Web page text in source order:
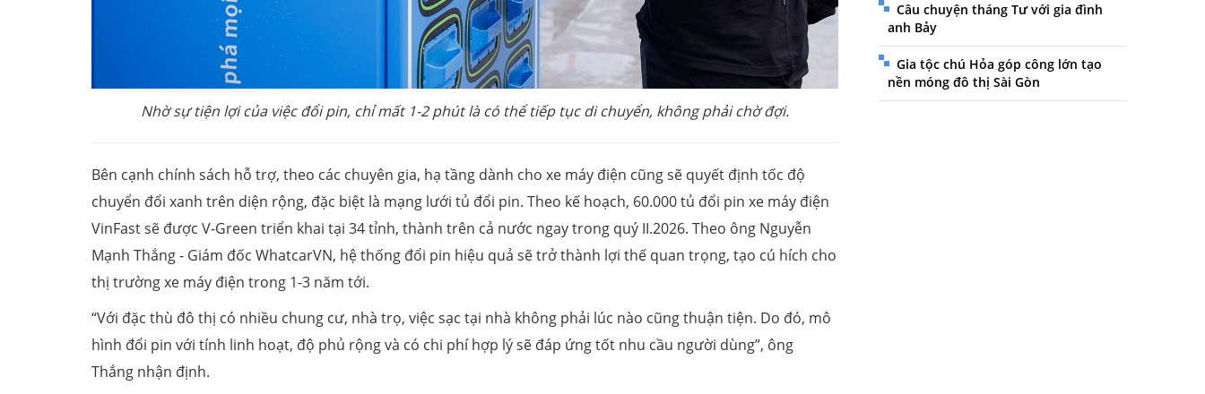
Nhờ sự tiện lợi của việc đổi pin, chỉ mất 1-2 phút là có thể tiếp tục di chuyển, không phải chờ đợi.
Bên cạnh chính sách hỗ trợ, theo các chuyên gia, hạ tầng dành cho xe máy điện cũng sẽ quyết định tốc độ
chuyển đổi xanh trên diện rộng, đặc biệt là mạng lưới tủ đổi pin. Theo kế hoạch, 60.000 tủ đổi pin xe máy điện
VinFast sẽ được V-Green triển khai tại 34 tỉnh, thành trên cả nước ngay trong quý II.2026. Theo ông Nguyễn
Mạnh Thắng - Giám đốc WhatcarVN, hệ thống đổi pin hiệu quả sẽ trở thành lợi thế quan trọng, tạo cú hích cho
thị trường xe máy điện trong 1-3 năm tới.
“Với đặc thù đô thị có nhiều chung cư, nhà trọ, việc sạc tại nhà không phải lúc nào cũng thuận tiện. Do đó, mô
hình đổi pin với tính linh hoạt, độ phủ rộng và có chi phí hợp lý sẽ đáp ứng tốt nhu cầu người dùng”, ông
Thắng nhận định.
Câu chuyện tháng Tư với gia đình
anh Bảy
Gia tộc chú Hỏa góp công lớn tạo
nền móng đô thị Sài Gòn